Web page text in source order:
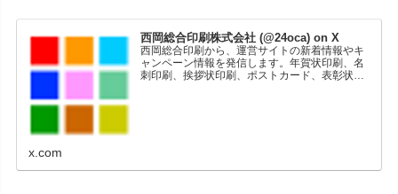
西岡総合印刷株式会社 (@24oca) on X
西岡総合印刷から、運営サイトの新着情報やキ
ャンペーン情報を発信します。年賀状印刷、名
刺印刷、挨拶状印刷、ポストカード、表彰状印
x.com